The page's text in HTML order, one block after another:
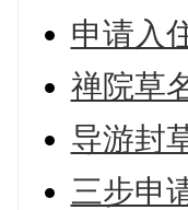
申请入
禅院草
导游封
三步申